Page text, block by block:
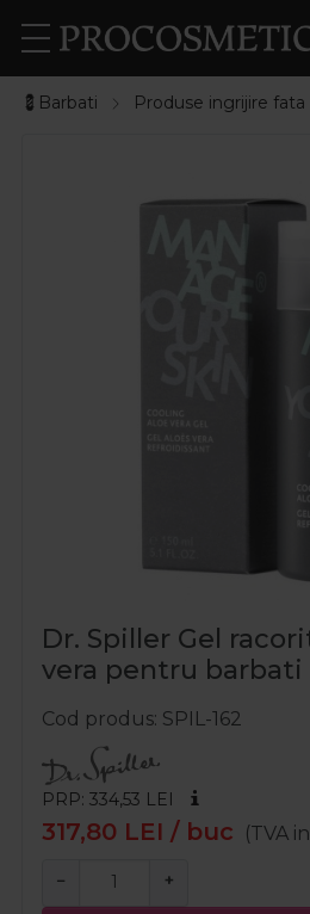
💈Barbati Produse ingrijire
Dr. Spiller Gel
vera pentru barbati
Cod produs SPIL-162
PRP: 334,53 LEI
317,80 LEI / buc (TVA
− +